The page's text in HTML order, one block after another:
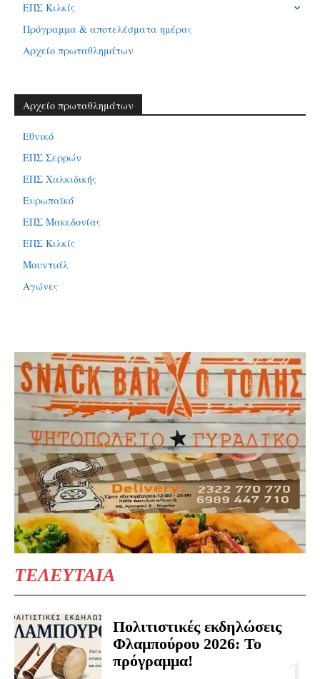
ΕΠΣ Κιλκίς
Πρόγραμμα & αποτελέσματα ημέρας
Αρχείο πρωταθλημάτων
Αρχείο πρωταθλημάτων
Εθνικό
ΕΠΣ Σερρών
ΕΠΣ Χαλκιδικής
Ευρωπαϊκό
ΕΠΣ Μακεδονίας
ΕΠΣ Κιλκίς
Μουντιάλ
Αγώνες
ΤΕΛΕΥΤΑΙΑ
Πολιτιστικές εκδηλώσεις
Φλαμπούρου 2026: Το
πρόγραμμα!